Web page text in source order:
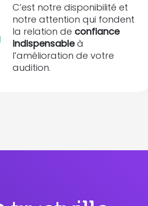
C’est notre disponibilité et
notre attention qui fondent
la relation de confiance
indispensableà
l’amélioration de votre
audition.